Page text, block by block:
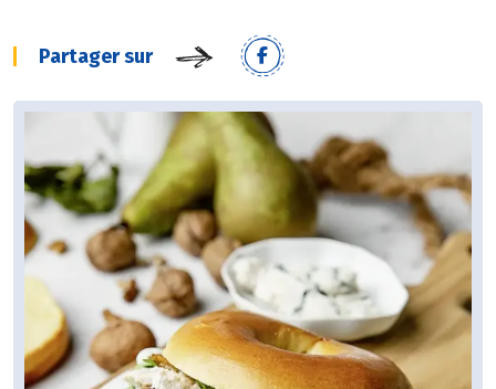
Partager sur